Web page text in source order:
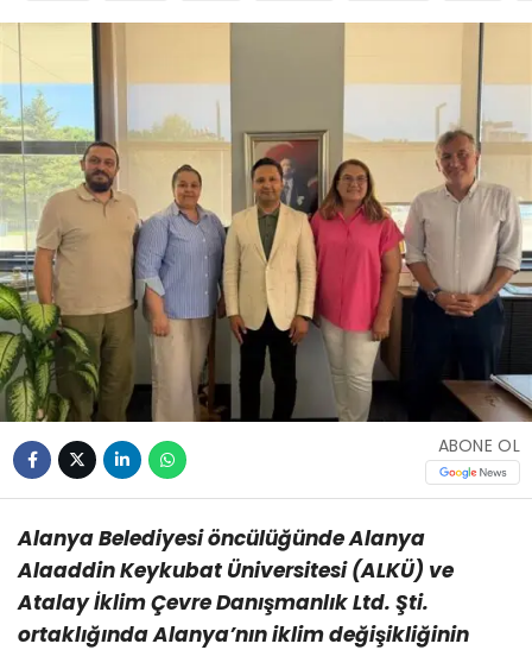
ABONE OL
Alanya Belediyesi öncülüğünde Alanya
Alaaddin Keykubat Üniversitesi (ALKÜ) ve
Atalay İklim Çevre Danışmanlık Ltd. Şti.
ortaklığında Alanya’nın iklim değişikliğinin